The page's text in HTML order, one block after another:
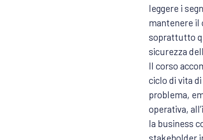
leggere i
mantenere il
soprattutto
sicurezza
Il corso
ciclo di vita
problema,
operativa,
la business
stakeholder